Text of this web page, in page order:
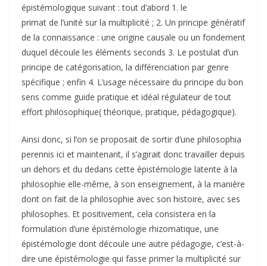
épistémologique suivant : tout d’abord 1. le
primat de l’unité sur la multiplicité ; 2. Un principe génératif
de la connaissance : une origine causale ou un fondement
duquel découle les éléments seconds 3. Le postulat d’un
principe de catégorisation, la différenciation par genre
spécifique ; enfin 4. L’usage nécessaire du principe du bon
sens comme guide pratique et idéal régulateur de tout
effort philosophique( théorique, pratique, pédagogique).
Ainsi donc, si l’on se proposait de sortir d’une philosophia
perennis ici et maintenant, il s’agirait donc travailler depuis
un dehors et du dedans cette épistémologie latente à la
philosophie elle-même, à son enseignement, à la manière
dont on fait de la philosophie avec son histoire, avec ses
philosophes. Et positivement, cela consistera en la
formulation d’une épistémologie rhizomatique, une
épistémologie dont découle une autre pédagogie, c’est-à-
dire une épistémologie qui fasse primer la multiplicité sur